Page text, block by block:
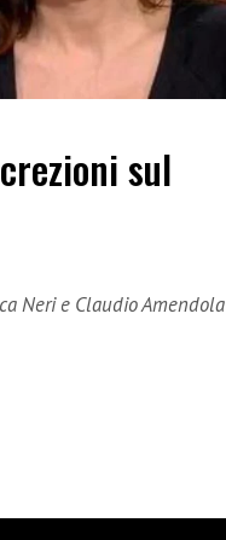
sul
Neri e Claudio Amendola